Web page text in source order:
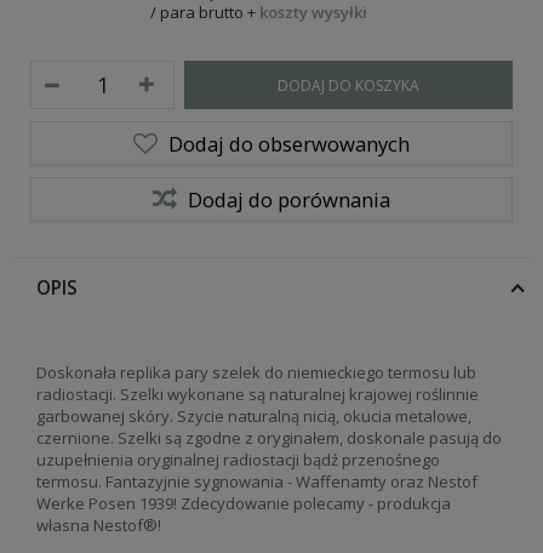
/ para brutto + koszty wysyłki
DODAJ DO KOSZYKA
Dodaj do obserwowanych
Dodaj do porównania
OPIS
Doskonała replika pary szelek do niemieckiego termosu lub
radiostacji. Szelki wykonane są naturalnej krajowej roślinnie
garbowanej skóry. Szycie naturalną nicią, okucia metalowe,
czernione. Szelki są zgodne z oryginałem, doskonale pasują do
uzupełnienia oryginalnej radiostacji bądź przenośnego
termosu. Fantazyjnie sygnowania - Waffenamty oraz Nestof
Werke Posen 1939! Zdecydowanie polecamy - produkcja
własna Nestof®!